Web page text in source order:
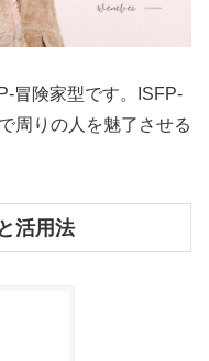
冒険家型です。ISFP-
周りの人を魅了させる
活用法